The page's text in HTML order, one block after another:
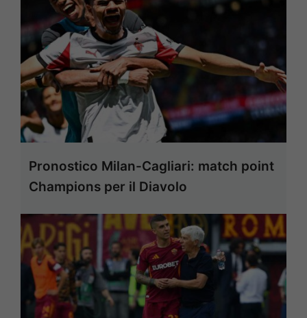
Pronostico Milan-Cagliari: match point
Champions per il Diavolo